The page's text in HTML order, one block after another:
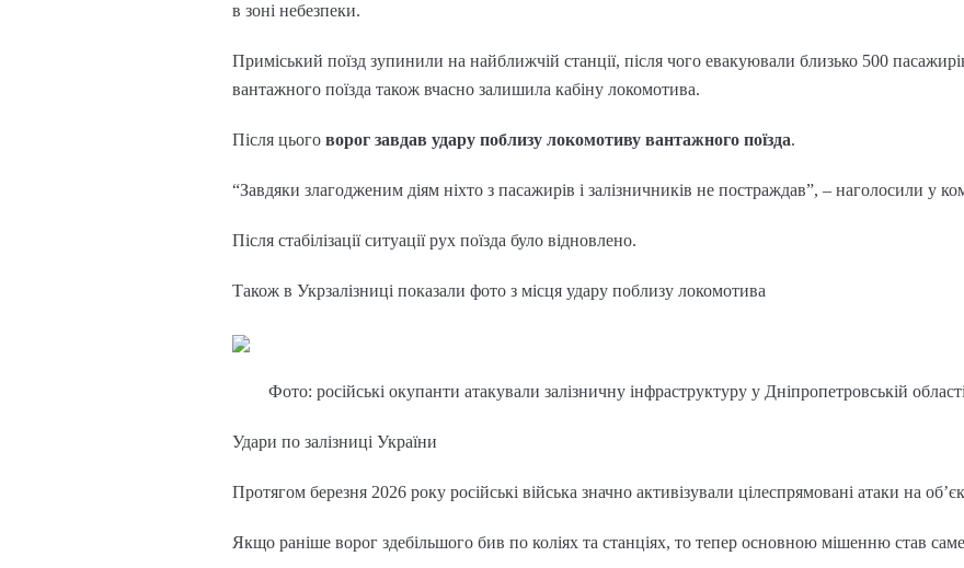
в зоні небезпеки.
Приміський поїзд зупинили на найближчій станції, після чого евакуювали близько 500
вантажного поїзда також вчасно залишила кабіну локомотива.
Після цього ворог завдав удару поблизу локомотиву вантажного поїзда.
“Завдяки злагодженим діям ніхто з пасажирів і залізничників не постраждав”, – наголосили у
Після стабілізації ситуації рух поїзда було відновлено.
Також в Укрзалізниці показали фото з місця удару поблизу локомотива
Фото: російські окупанти атакували залізничну інфраструктуру у Дніпропетровській
Удари по залізниці України
Протягом березня 2026 року російські війська значно активізували цілеспрямовані атаки на
Якщо раніше ворог здебільшого бив по коліях та станціях, то тепер основною мішенню став